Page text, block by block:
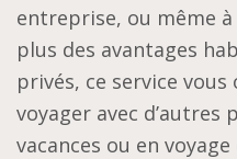
entreprise, ou même à
plus des avantages
privés, ce service
voyager avec
vacances ou en